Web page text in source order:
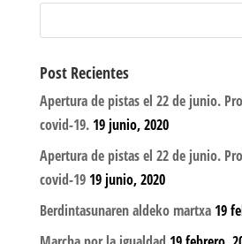
Post Recientes
Apertura de pistas el 22 de junio.
covid-19. 19 junio, 2020
Apertura de pistas el 22 de junio.
covid-19 19 junio, 2020
Berdintasunaren aldeko martxa 19